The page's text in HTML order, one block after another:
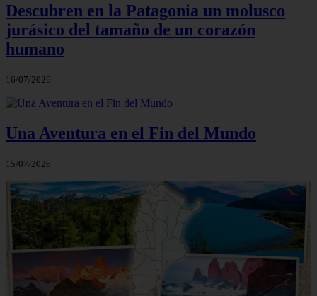
Descubren en la Patagonia un molusco
jurásico del tamaño de un corazón
humano
16/07/2026
Una Aventura en el Fin del Mundo
15/07/2026